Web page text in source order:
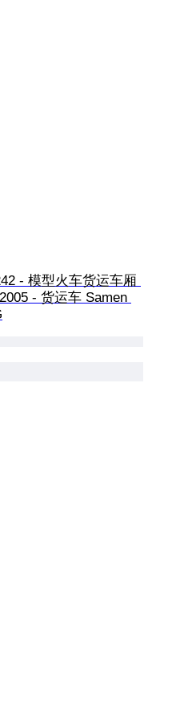
- 模型火车货运车厢
- 货运车 Samen